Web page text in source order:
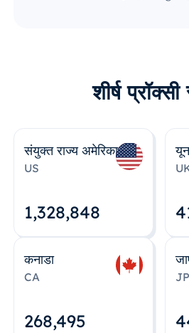
शीर्ष
संयुक्त राज्य अमेरिका
US
1,328,848
कनाडा
CA
268,495
JP